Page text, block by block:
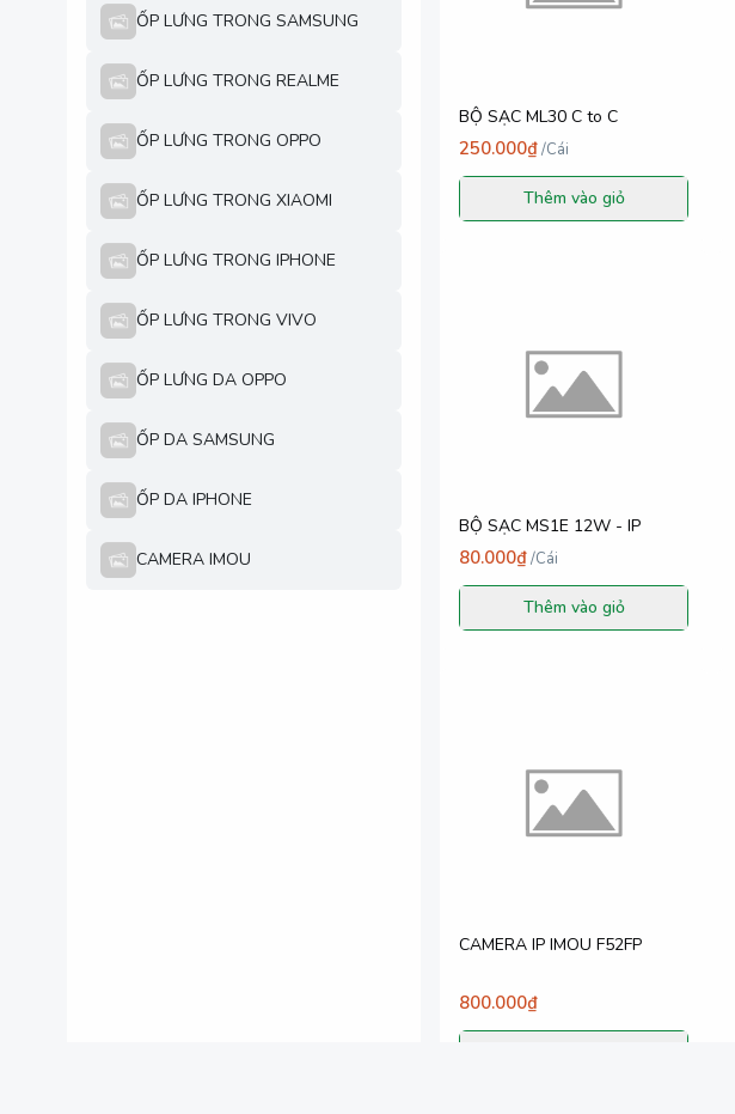
ỐP LƯNG TRONG SAMSUNG
ỐP LƯNG TRONG REALME
ỐP LƯNG TRONG OPPO
ỐP LƯNG TRONG XIAOMI
ỐP LƯNG TRONG IPHONE
ỐP LƯNG TRONG VIVO
ỐP LƯNG DA OPPO
ỐP DA SAMSUNG
ỐP DA IPHONE
CAMERA IMOU
BỘ SẠC ML30 C to C
250.000₫/Cái
Thêm vào giỏ
BỘ SẠC MS1E 12W - IP
80.000₫/Cái
Thêm vào giỏ
CAMERA IP IMOU F52FP
800.000₫